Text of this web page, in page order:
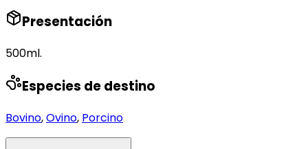
Presentación
500ml.
Especies de destino
Bovino,Ovino, Porcino